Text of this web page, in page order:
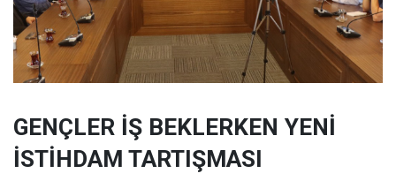
GENÇLER İŞ BEKLERKEN YENİ
İSTİHDAM TARTIŞMASI